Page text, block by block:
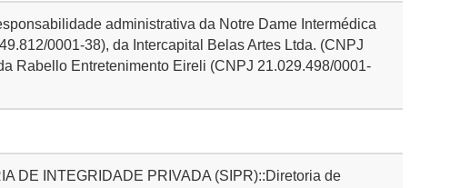
administrativa da Notre Dame Intermédica
0001-38), da Intercapital Belas Artes Ltda. (CNPJ
Rabello Entretenimento Eireli (CNPJ 21.029.498/0001-
DE INTEGRIDADE PRIVADA (SIPR)::Diretoria de